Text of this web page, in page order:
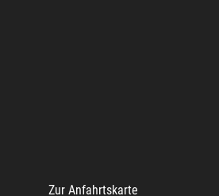
Zur Anfahrtskarte